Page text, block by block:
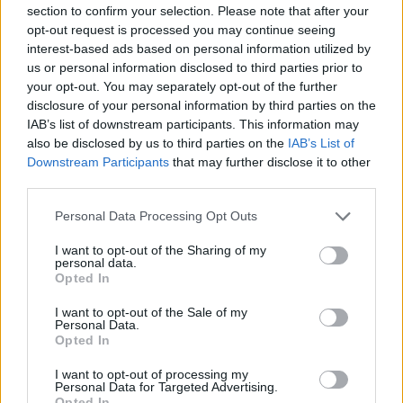
section to confirm your selection. Please note that after your
opt-out request is processed you may continue seeing
interest-based ads based on personal information utilized by
us or personal information disclosed to third parties prior to
your opt-out. You may separately opt-out of the further
disclosure of your personal information by third parties on the
IAB’s list of downstream participants. This information may
also be disclosed by us to third parties on the IAB’s List of
Downstream Participants that may further disclose it to other
Personal Data Processing Opt Outs
I want to opt-out of the Sharing of my
personal data.
Opted In
I want to opt-out of the Sale of my
Personal Data.
Opted In
I want to opt-out of processing my
Personal Data for Targeted Advertising.
špatně načasovaným renovacím
7.7.2026 | PRAHA ( Ekolist.cz
Diskuse: 2
Majitelé rodinných domů, kteří
se chystají na rekonstrukci,
získali od letošního května
nový nástroj, který jim má
pomoci vyhnout se zbytečným
chybám a špatně načasovaným investicím. Ministerstvo životního
prostředí letos připravilo systém renovačních pasů, které mají
sloužit jako efektivní plán modernizace domu a usnadnit cestu k
Jak čápi přežili horka a bouřky? Zapojte se do
sledování hnízd
Mláďata čápů v celém Česku
musela v minulých dnech čelit
bouřky a lijáky. Česká
společnost ornitologická (ČSO) vyzývá veřejnost, aby se zapojila do